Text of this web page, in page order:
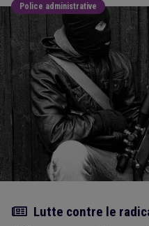
Police administrative
Article
Lutte contre le